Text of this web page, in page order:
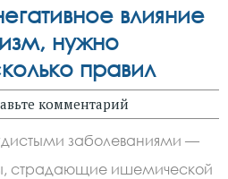
влияние
нужно
правил
комментарий
заболеваниями —
страдающие ишемической